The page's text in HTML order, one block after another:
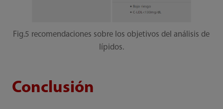
Fig.5 recomendaciones sobre los objetivos del análisis de
lípidos.
Conclusión